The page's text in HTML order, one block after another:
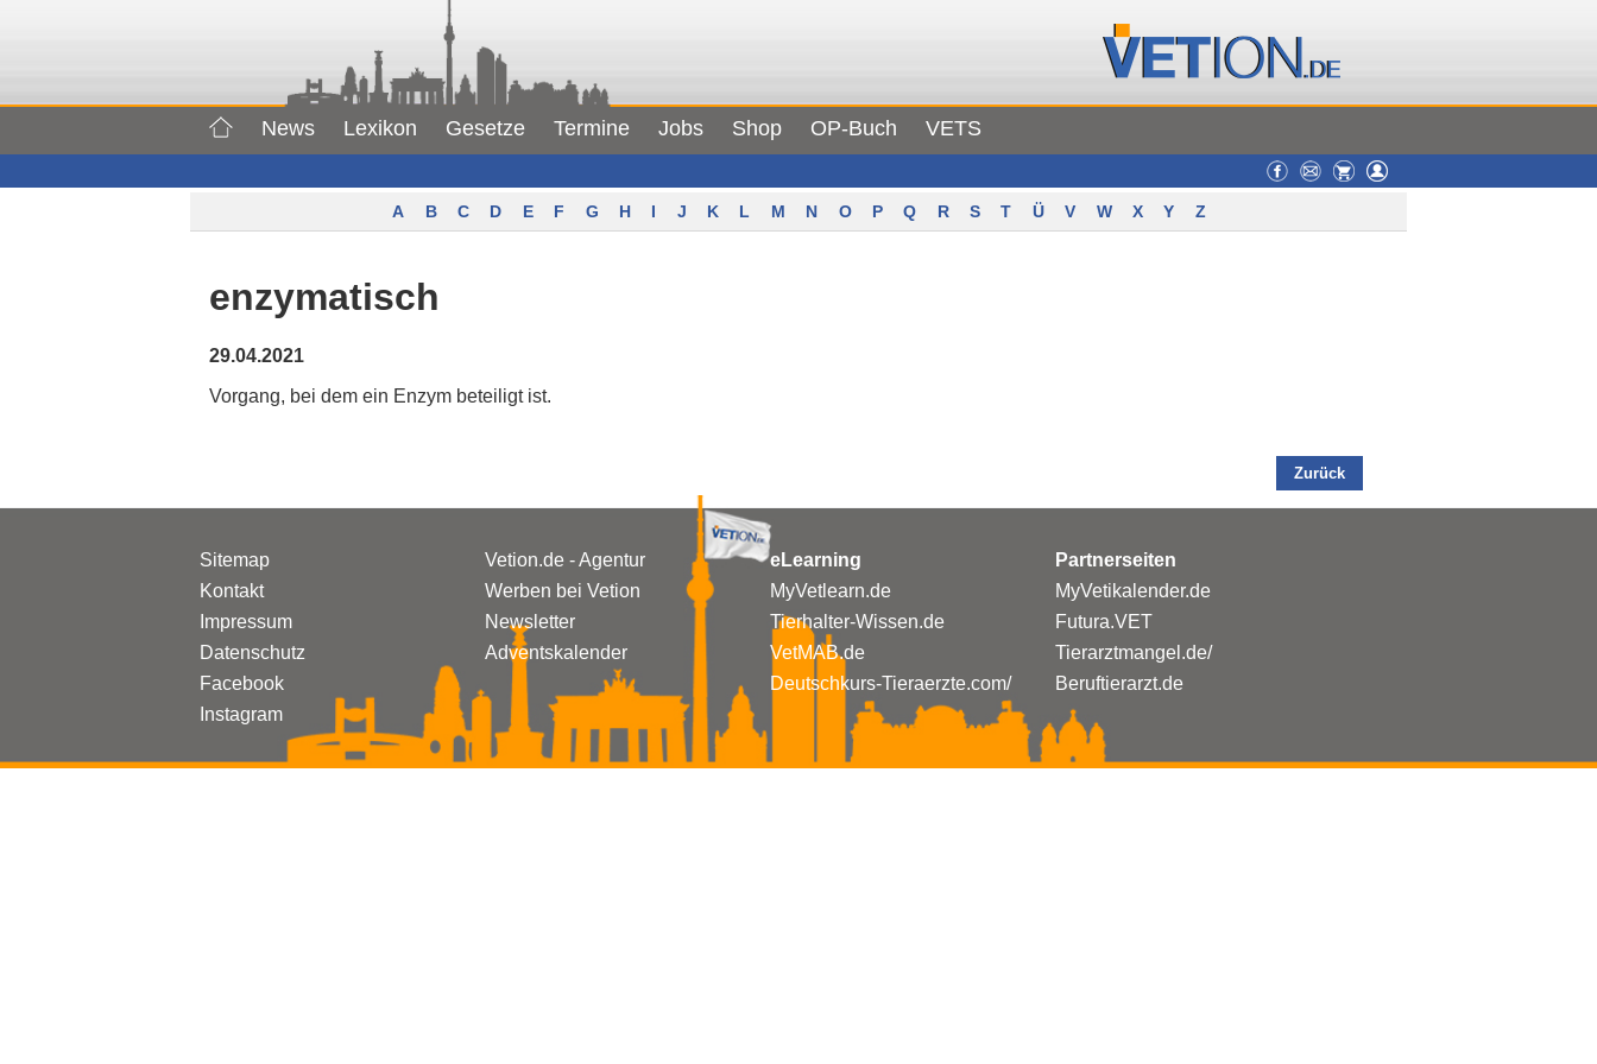
News Lexikon Gesetze Termine Jobs Shop OP-Buch VETS
A B C D E F G H I J K L M N O P Q R S T Ü V W X Y Z
enzymatisch
29.04.2021
Vorgang, bei dem ein Enzym beteiligt ist.
Zurück
Sitemap
Kontakt
Impressum
Datenschutz
Facebook
Instagram
Vetion.de - Agentur
Werben bei Vetion
Newsletter
Adventskalender
eLearning
MyVetlearn.de
Tierhalter-Wissen.de
VetMAB.de
Deutschkurs-Tieraerzte.com/
Partnerseiten
MyVetikalender.de
Futura.VET
Tierarztmangel.de/
Beruftierarzt.de